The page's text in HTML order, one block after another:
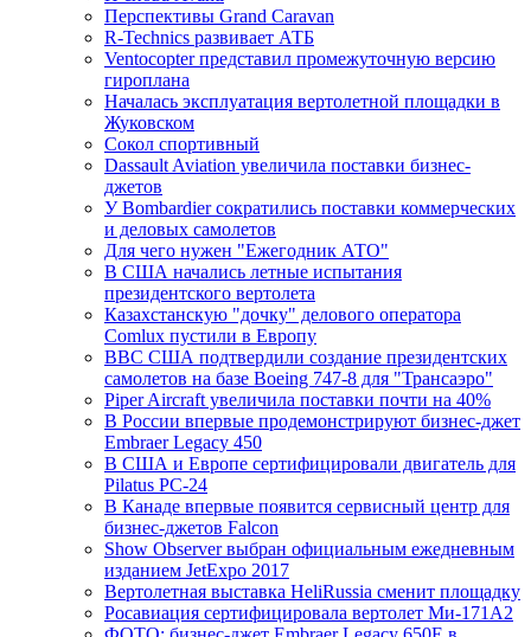
Перспективы Grand Caravan
R-Technics развивает АТБ
Ventocopter представил промежуточную версию
гироплана
Началась эксплуатация вертолетной площадки в
Жуковском
Сокол спортивный
Dassault Aviation увеличила поставки бизнес-
джетов
У Bombardier сократились поставки коммерческих
и деловых самолетов
Для чего нужен "Ежегодник АТО"
В США начались летные испытания
президентского вертолета
Казахстанскую "дочку" делового оператора
Comlux пустили в Европу
ВВС США подтвердили создание президентских
самолетов на базе Boeing 747-8 для "Трансаэро"
Piper Aircraft увеличила поставки почти на 40%
В России впервые продемонстрируют бизнес-джет
Embraer Legacy 450
В США и Европе сертифицировали двигатель для
Pilatus PC-24
В Канаде впервые появится сервисный центр для
бизнес-джетов Falcon
Show Observer выбран официальным ежедневным
изданием JetExpo 2017
Вертолетная выставка HeliRussia сменит площадку
Росавиация сертифицировала вертолет Ми-171А2